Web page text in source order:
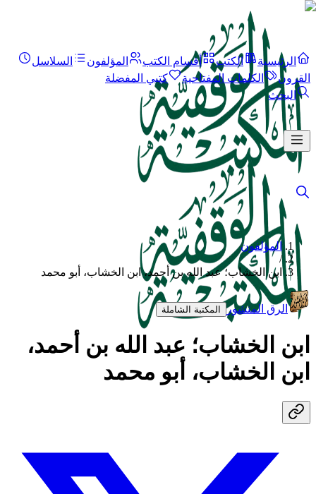
الرئيسية الكتب أقسام الكتب المؤلفون
السلاسل
القرون
الكلمات المفتاحية
كتبي المفضلة
البحث
المؤلفون
/
ابن الخشاب؛ عبد الله بن أحمد، ابن الخشاب، أبو محمد
الرق المنشور المكتبة الشاملة
ابن الخشاب؛ عبد الله بن أحمد،
ابن الخشاب، أبو محمد